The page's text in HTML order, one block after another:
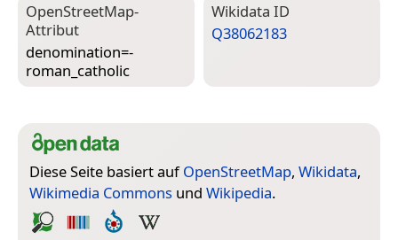
Open­Street­Map-
Attribut
denomination=­
roman_catholic
Wiki­data ID
Q38062183
Diese Seite basiert aufOpenStreetMap, Wikidata,
Wikimedia Commons und Wikipedia.